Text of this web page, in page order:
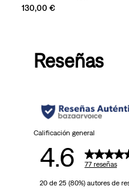
130,00 €
Reseñas
Calificación general
4.6 77 reseñas
20 de 25 (80%) autores de